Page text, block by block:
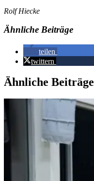
Rolf Hiecke
Ähnliche Beiträge
teilen
twittern
Ähnliche Beiträge